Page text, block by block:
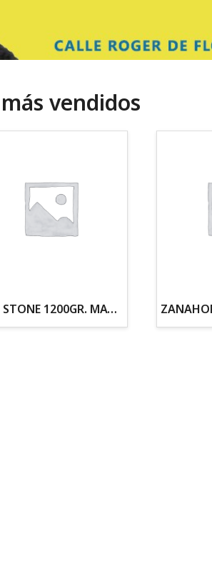
vendidos
ZEO STONE 1200GR. MATERIAL FILTRANTE